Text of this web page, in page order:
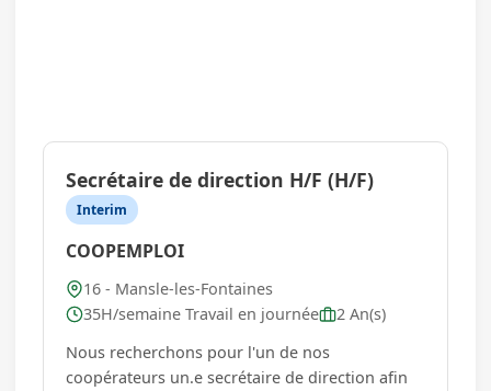
Secrétaire de direction H/F (H/F)
Interim
COOPEMPLOI
16 - Mansle-les-Fontaines
35H/semaine Travail en journée
2 An(s)
Nous recherchons pour l'un de nos
coopérateurs un.e secrétaire de direction afin